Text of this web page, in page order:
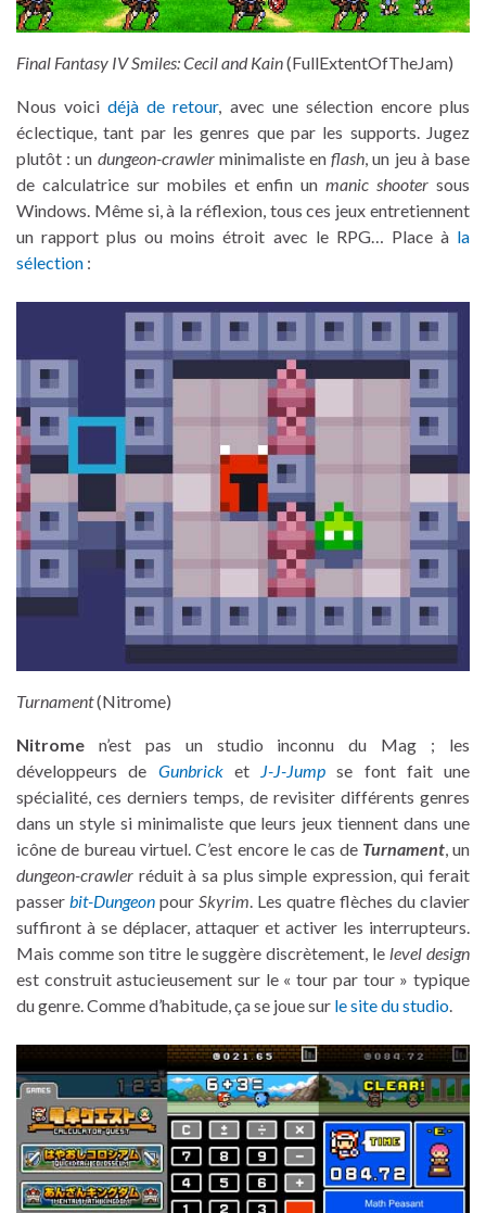
Final Fantasy IV Smiles: Cecil and Kain(FullExtentOfTheJam)
Nous voicidéjà de retour, avec une sélection encore plus
éclectique, tant par les genres que par les supports. Jugez
plutôt : un dungeon-crawlerminimaliste enflash, un jeu à base
de calculatrice sur mobiles et enfin unmanic shooter sous
Windows. Même si, à la réflexion, tous ces jeux entretiennent
un rapport plus ou moins étroit avec le RPG… Place à la
sélection :
Turnament(Nitrome)
Nitrome n’est pas un studio inconnu du Mag ; les
développeurs de Gunbricket J-J-Jump se font fait une
spécialité, ces derniers temps, de revisiter différents genres
dans un style si minimaliste que leurs jeux tiennent dans une
icône de bureau virtuel. C’est encore le cas de Turnament, un
dungeon-crawler réduit à sa plus simple expression, qui ferait
passer bit-Dungeon pour Skyrim. Les quatre flèches du clavier
suffiront à se déplacer, attaquer et activer les interrupteurs.
Mais comme son titre le suggère discrètement, le level design
est construit astucieusement sur le « tour par tour » typique
du genre. Comme d’habitude, ça se joue sur le site du studio.